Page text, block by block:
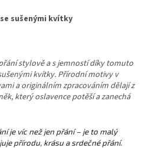
sušenými kvítky
stylově a s jemností díky tomuto
kvítky. Přírodní motivy v
a originálním zpracováním dělají z
který oslavence potěší a zanechá
je víc než jen přání – je to malý
přírodu, krásu a srdečné přání.